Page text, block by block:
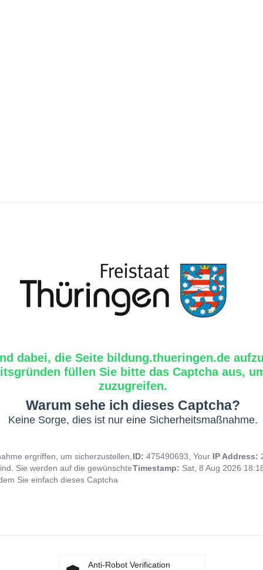
dabei, die Seite bildung.thueringen.de
füllen Sie bitte das Captcha aus,
zuzugreifen.
Warum sehe ich dieses Captcha?
Keine Sorge, dies ist nur eine Sicherheitsmaßnahme.
ergriffen, um sicherzustellen,
Sie werden auf die gewünschte
Sie einfach dieses Captcha
ID: 475490693, Your IP Address:
Timestamp: Sat, 8 Aug 2026
Anti-Robot Verification